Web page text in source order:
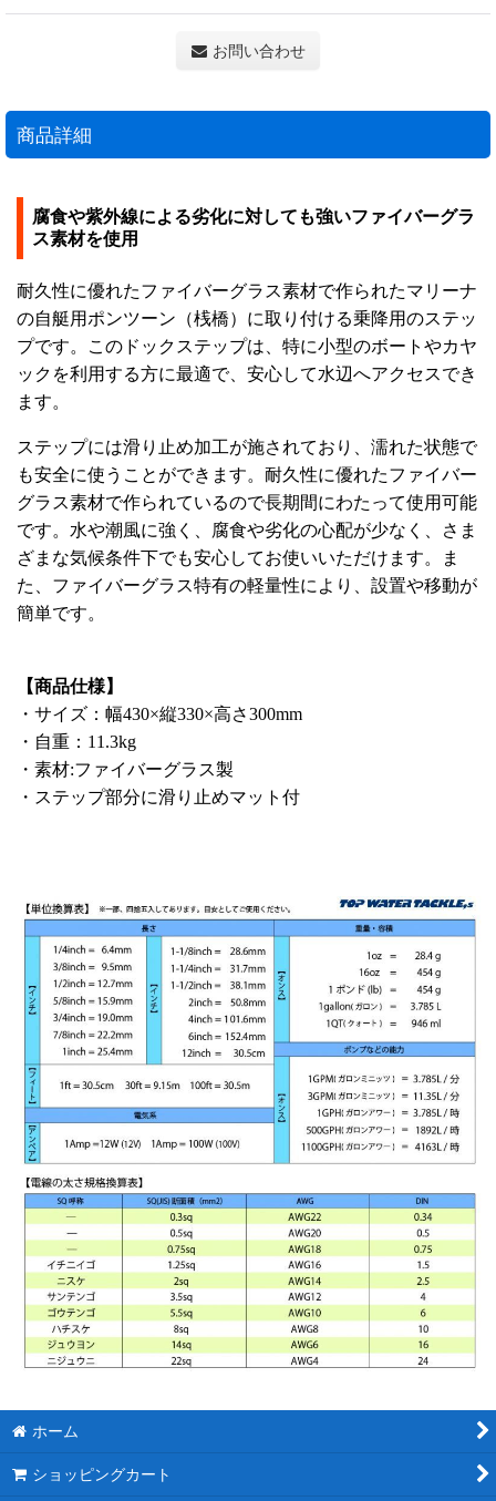
お問い合わせ
商品詳細
腐食や紫外線による劣化に対しても強いファイバーグラ
ス素材を使用
耐久性に優れたファイバーグラス素材で作られたマリーナ
の自艇用ポンツーン（桟橋）に取り付ける乗降用のステッ
プです。このドックステップは、特に小型のボートやカヤ
ックを利用する方に最適で、安心して水辺へアクセスでき
ます。
ステップには滑り止め加工が施されており、濡れた状態で
も安全に使うことができます。耐久性に優れたファイバー
グラス素材で作られているので長期間にわたって使用可能
です。水や潮風に強く、腐食や劣化の心配が少なく、さま
ざまな気候条件下でも安心してお使いいただけます。ま
た、ファイバーグラス特有の軽量性により、設置や移動が
簡単です。
【商品仕様】
・サイズ：幅430×縦330×高さ300mm
・自重：11.3kg
・素材:ファイバーグラス製
・ステップ部分に滑り止めマット付
ホーム
ショッピングカート